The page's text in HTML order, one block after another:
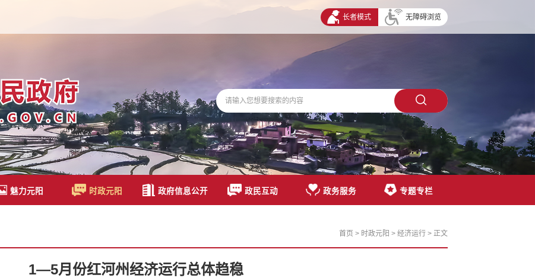
长者模式 无障碍浏览
魅力元阳 时政元阳 政府信息公开 政民互动 政务服务 专题专栏
首页 > 时政元阳 > 经济运行 > 正文
1—5月份红河州经济运行总体趋稳